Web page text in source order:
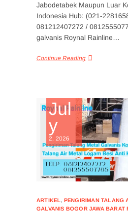
Jabodetabek Maupun Luar
Indonesia Hub: (021-
081212407272 /
galvanis Roynal Rainline…
Continue Reading
Jul
y
2, 2026
ARTIKEL, PENGIRIMAN TALANG
GALVANIS BOGOR JAWA BARAT